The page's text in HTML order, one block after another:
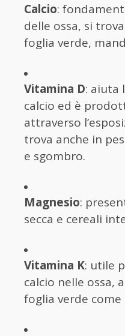
Calcio:
delle ossa, si
foglia verde,
Vitamina D: aiuta
calcio ed è
attraverso
trova anche in
e sgombro.
Magnesio:
secca e cereali
Vitamina K: utile
calcio nelle ossa,
foglia verde come